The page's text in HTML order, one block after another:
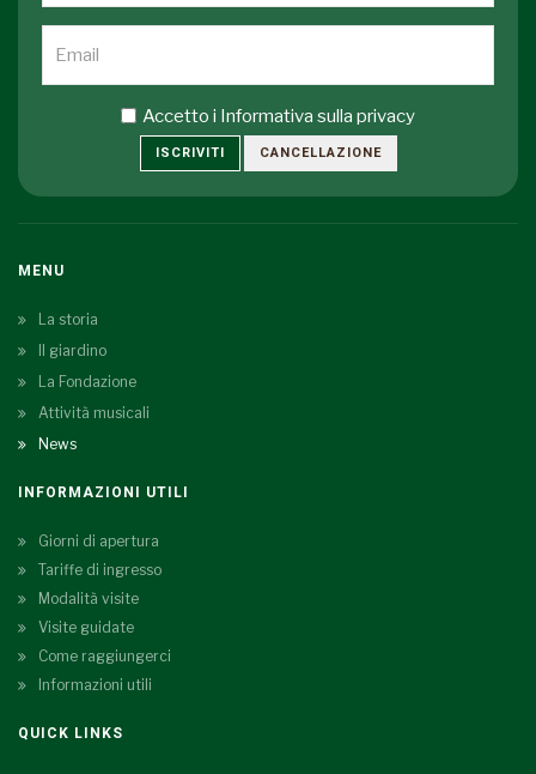
Accetto i Informativa sulla privacy
ISCRIVITI CANCELLAZIONE
MENU
La storia
Il giardino
La Fondazione
Attività musicali
News
INFORMAZIONI UTILI
Giorni di apertura
Tariffe di ingresso
Modalità visite
Visite guidate
Come raggiungerci
Informazioni utili
QUICK LINKS